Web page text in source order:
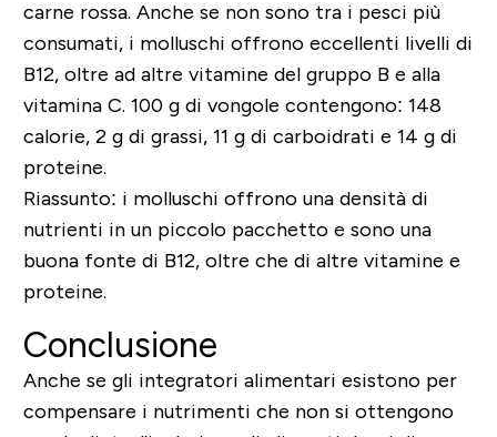
carne rossa. Anche se non sono tra i pesci più
consumati, i molluschi offrono eccellenti livelli di
B12, oltre ad altre vitamine del gruppo B e alla
vitamina C. 100 g di vongole contengono: 148
calorie, 2 g di grassi, 11 g di carboidrati e 14 g di
proteine.
Riassunto: i molluschi offrono una densità di
nutrienti in un piccolo pacchetto e sono una
buona fonte di B12, oltre che di altre vitamine e
proteine.
Conclusione
Anche se gli integratori alimentari esistono per
compensare i nutrimenti che non si ottengono